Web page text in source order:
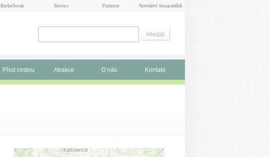
Bešeňová Senec Patince Termální koupaliště
Před cestou Atrakce O nás Kontakt